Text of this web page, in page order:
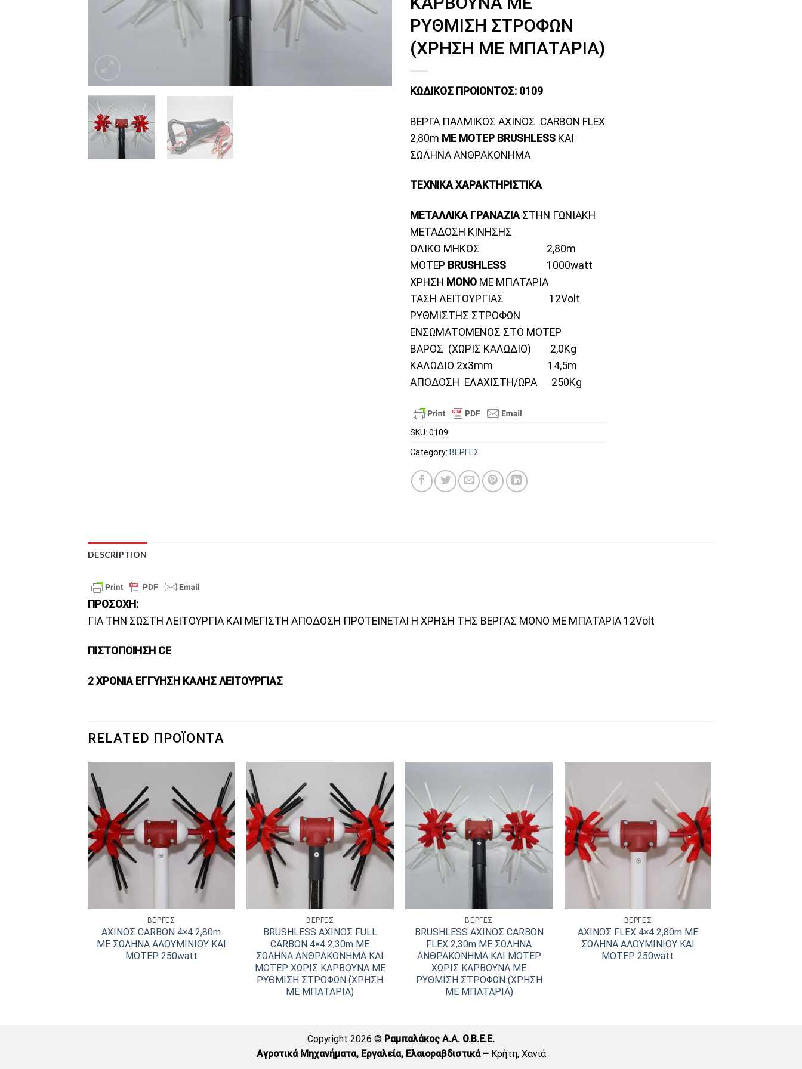
ΡΥΘΜΙΣΗ ΣΤΡΟΦΩΝ
(ΧΡΗΣΗ ΜΕ ΜΠΑΤΑΡΙΑ)
ΚΩΔΙΚΟΣ ΠΡΟΙΟΝΤΟΣ: 0109
ΒΕΡΓΑ ΠΑΛΜΙΚΟΣ ΑΧΙΝΟΣ CARBON FLEX
2,80m ME MOTEΡ BRUSHLESS KAI
ΣΩΛΗΝΑ ΑΝΘΡΑΚΟΝΗΜΑ
ΤΕΧΝΙΚΑ ΧΑΡΑΚΤΗΡΙΣΤΙΚΑ
ΜΕΤΑΛΛΙΚΑ ΓΡΑΝΑΖΙΑΣΤΗΝ ΓΩΝΙΑΚΗ
ΜΕΤΑΔΟΣΗ ΚΙΝΗΣΗΣ
ΟΛΙΚΟ ΜΗΚΟΣ 2,80m
ΜΟΤΕΡ BRUSHLESS 1000watt
ΧΡΗΣΗ ΜΟΝΟ ΜΕ ΜΠΑΤΑΡΙΑ
ΤΑΣΗ ΛΕΙΤΟΥΡΓΙΑΣ 12Volt
ΡΥΘΜΙΣΤΗΣ ΣΤΡΟΦΩΝ
ΕΝΣΩΜΑΤΟΜΕΝΟΣ ΣΤΟ ΜΟΤΕΡ
ΒΑΡΟΣ (ΧΩΡΙΣ ΚΑΛΩΔΙΟ) 2,0Κg
ΚΑΛΩΔΙΟ 2x3mm 14,5m
ΑΠΟΔΟΣΗ ΕΛΑΧΙΣΤΗ/ΩΡΑ 250Kg
SKU: 0109
Category: ΒΕΡΓΕΣ
DESCRIPTION
ΠΡΟΣΟΧΗ:
ΓΙΑ ΤΗΝ ΣΩΣΤΗ ΛΕΙΤΟΥΡΓΙΑ ΚΑΙ ΜΕΓΙΣΤΗ ΑΠΟΔΟΣΗ ΠΡΟΤΕΙΝΕΤΑΙ Η ΧΡΗΣΗ ΤΗΣ ΒΕΡΓΑΣ ΜΟΝΟ ΜΕ ΜΠΑΤΑΡΙΑ 12Volt
ΠΙΣΤΟΠΟΙΗΣΗ CE
2 ΧΡΟΝΙΑ ΕΓΓΥΗΣΗ ΚΑΛΗΣ ΛΕΙΤΟΥΡΓΙΑΣ
RELATED ΠΡΟΪΌΝΤΑ
ΒΕΡΓΕΣ
ΑΧΙΝΟΣ CARBON 4×4 2,80m
ΜΕ ΣΩΛΗΝΑ ΑΛΟΥΜΙΝΙΟΥ ΚΑΙ
ΜΟΤΕΡ 250watt
ΒΕΡΓΕΣ
BRUSHLESS ΑΧΙΝΟΣ FULL
CARBON 4×4 2,30m ΜΕ
ΣΩΛΗΝΑ ΑΝΘΡΑΚΟΝΗΜΑ ΚΑΙ
ΜΟΤΕΡ ΧΩΡΙΣ ΚΑΡΒΟΥΝΑ ΜΕ
ΡΥΘΜΙΣΗ ΣΤΡΟΦΩΝ (ΧΡΗΣΗ
ΜΕ ΜΠΑΤΑΡΙΑ)
ΒΕΡΓΕΣ
BRUSHLESS ΑΧΙΝΟΣ CARBON
FLEX 2,30m ΜΕ ΣΩΛΗΝΑ
ΑΝΘΡΑΚΟΝΗΜΑ ΚΑΙ ΜΟΤΕΡ
ΧΩΡΙΣ ΚΑΡΒΟΥΝΑ ΜΕ
ΡΥΘΜΙΣΗ ΣΤΡΟΦΩΝ (ΧΡΗΣΗ
ΜΕ ΜΠΑΤΑΡΙΑ)
ΒΕΡΓΕΣ
ΑΧΙΝΟΣ FLEX 4×4 2,80m ΜΕ
ΣΩΛΗΝΑ ΑΛΟΥΜΙΝΙΟΥ ΚΑΙ
ΜΟΤΕΡ 250watt
Copyright 2026 © Ραμπαλάκος A.A. O.B.E.E.
Αγροτικά Μηχανήματα, Εργαλεία, Ελαιοραβδιστικά – Κρήτη, Χανιά